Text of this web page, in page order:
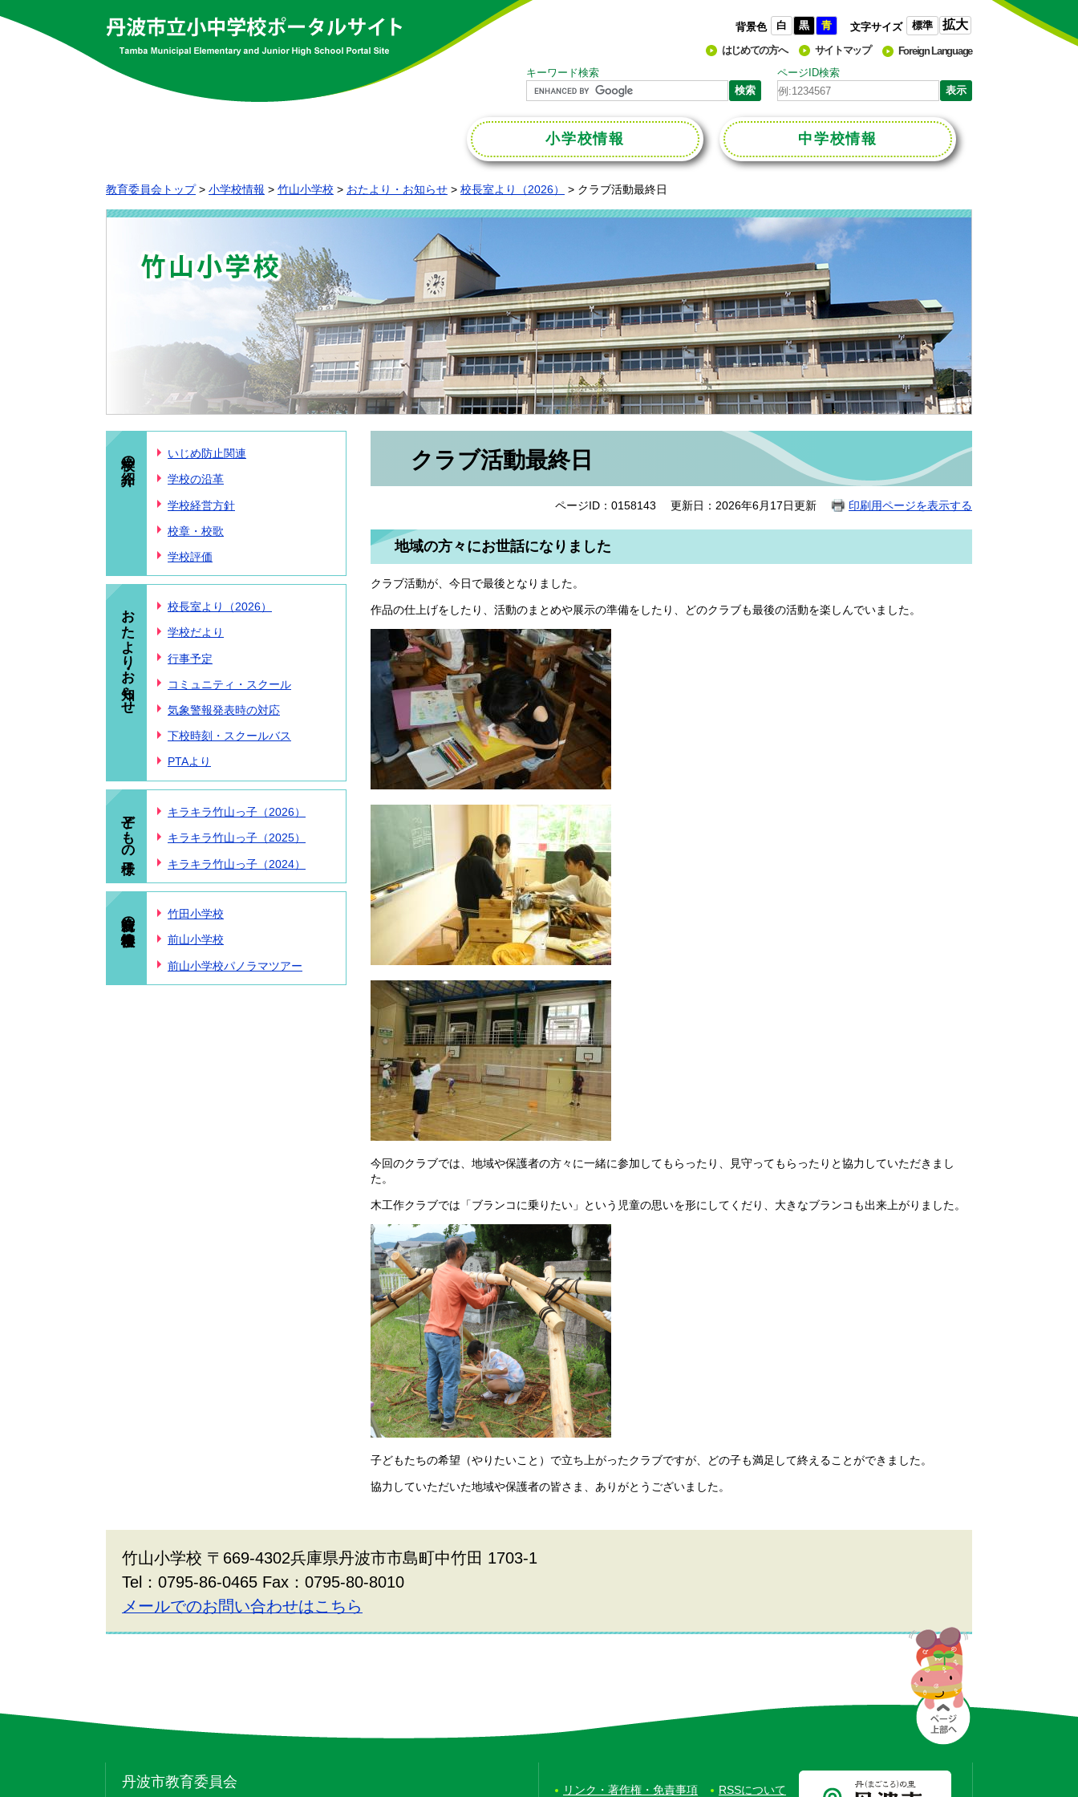
背景色 白 黒 青 文字サイズ 標準 拡大
はじめての方へ サイトマップ
Foreign Language
キーワード検索
ページID検索
小学校情報 中学校情報
教育委員会トップ > 小学校情報 > 竹山小学校 > おたより・お知らせ > 校長室より（2026） > クラブ活動最終日
学校の紹介 いじめ防止関連
学校の沿革
学校経営方針
校章・校歌
学校評価
おたより・お知らせ 校長室より（2026）
学校だより
行事予定
コミュニティ・スクール
気象警報発表時の対応
下校時刻・スクールバス
PTAより
子どもの様子 キラキラ竹山っ子（2026）
キラキラ竹山っ子（2025）
キラキラ竹山っ子（2024）
統合前の小学校情報 竹田小学校
前山小学校
前山小学校パノラマツアー
クラブ活動最終日
ページID：0158143 更新日：2026年6月17日更新 印刷用ページを表示する
地域の方々にお世話になりました
クラブ活動が、今日で最後となりました。
作品の仕上げをしたり、活動のまとめや展示の準備をしたり、どのクラブも最後の活動を楽しんでいました。
今回のクラブでは、地域や保護者の方々に一緒に参加してもらったり、見守ってもらったりと協力していただきまし
た。
木工作クラブでは「ブランコに乗りたい」という児童の思いを形にしてくだり、大きなブランコも出来上がりました。
子どもたちの希望（やりたいこと）で立ち上がったクラブですが、どの子も満足して終えることができました。
協力していただいた地域や保護者の皆さま、ありがとうございました。
竹山小学校 〒669-4302兵庫県丹波市市島町中竹田 1703-1
Tel：0795-86-0465 Fax：0795-80-8010
メールでのお問い合わせはこちら
丹波市教育委員会 リンク・著作権・免責事項 RSSについて